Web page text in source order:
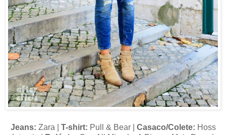
Jeans: Zara | T-shirt: Pull & Bear | Casaco/Colete: Hoss